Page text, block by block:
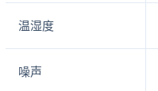
温湿度
噪声